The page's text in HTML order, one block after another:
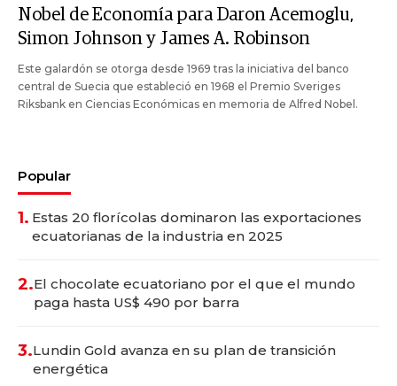
Nobel de Economía para Daron Acemoglu,
Simon Johnson y James A. Robinson
Este galardón se otorga desde 1969 tras la iniciativa del banco
central de Suecia que estableció en 1968 el Premio Sveriges
Riksbank en Ciencias Económicas en memoria de Alfred Nobel.
Popular
1. Estas 20 florícolas dominaron las exportaciones
ecuatorianas de la industria en 2025
2.El chocolate ecuatoriano por el que el mundo
paga hasta US$ 490 por barra
3.Lundin Gold avanza en su plan de transición
energética